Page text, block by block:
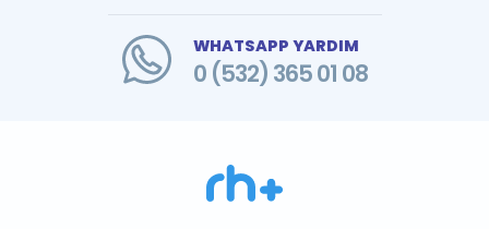
WHATSAPP YARDIM
0 (532) 365 01 08